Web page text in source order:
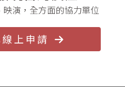
演，全方面的協力單位
上申請